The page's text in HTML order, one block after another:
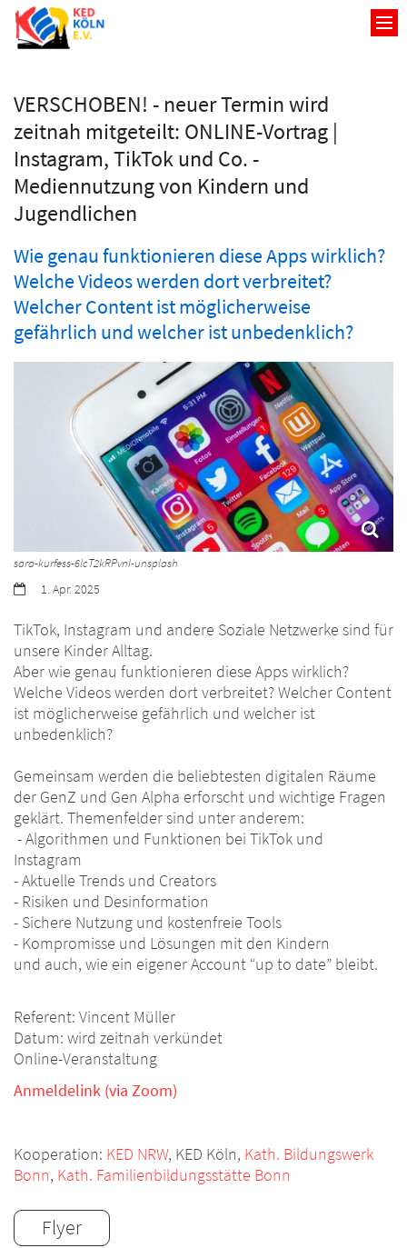
VERSCHOBEN! - neuer Termin wird
zeitnah mitgeteilt: ONLINE-Vortrag |
Instagram, TikTok und Co. -
Mediennutzung von Kindern und
Jugendlichen
Wie genau funktionieren diese Apps wirklich?
Welche Videos werden dort verbreitet?
Welcher Content ist möglicherweise
gefährlich und welcher ist unbedenklich?
sara-kurfess-6lcT2kRPvnI-unsplash
Datum:1. Apr. 2025
TikTok, Instagram und andere Soziale Netzwerke sind für
unsere Kinder Alltag.
Aber wie genau funktionieren diese Apps wirklich?
Welche Videos werden dort verbreitet? Welcher Content
ist möglicherweise gefährlich und welcher ist
unbedenklich?
Gemeinsam werden die beliebtesten digitalen Räume
der GenZ und Gen Alpha erforscht und wichtige Fragen
geklärt. Themenfelder sind unter anderem:
- Algorithmen und Funktionen bei TikTok und
Instagram
- Aktuelle Trends und Creators
- Risiken und Desinformation
- Sichere Nutzung und kostenfreie Tools
- Kompromisse und Lösungen mit den Kindern
und auch, wie ein eigener Account “up to date” bleibt.
Referent: Vincent Müller
Datum: wird zeitnah verkündet
Online-Veranstaltung
Anmeldelink (via Zoom)
Kooperation: KED NRW, KED Köln, Kath. Bildungswerk
Bonn, Kath. Familienbildungsstätte Bonn
Flyer